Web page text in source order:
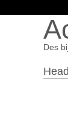
Des